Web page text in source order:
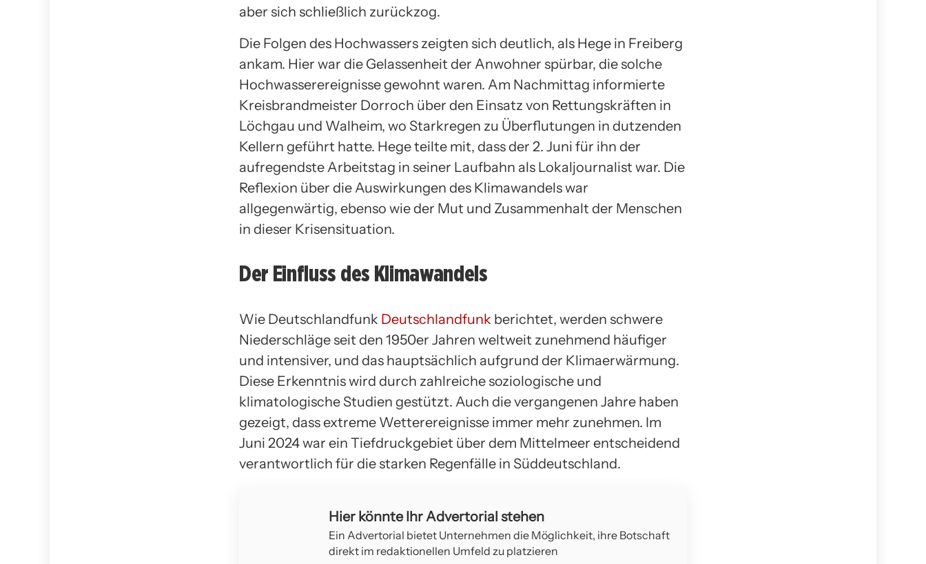
aber sich schließlich zurückzog.
Die Folgen des Hochwassers zeigten sich deutlich, als Hege in Freiberg
ankam. Hier war die Gelassenheit der Anwohner spürbar, die solche
Hochwasserereignisse gewohnt waren. Am Nachmittag informierte
Kreisbrandmeister Dorroch über den Einsatz von Rettungskräften in
Löchgau und Walheim, wo Starkregen zu Überflutungen in dutzenden
Kellern geführt hatte. Hege teilte mit, dass der 2. Juni für ihn der
aufregendste Arbeitstag in seiner Laufbahn als Lokaljournalist war. Die
Reflexion über die Auswirkungen des Klimawandels war
allgegenwärtig, ebenso wie der Mut und Zusammenhalt der Menschen
in dieser Krisensituation.
Der Einfluss des Klimawandels
Wie Deutschlandfunk Deutschlandfunk berichtet, werden schwere
Niederschläge seit den 1950er Jahren weltweit zunehmend häufiger
und intensiver, und das hauptsächlich aufgrund der Klimaerwärmung.
Diese Erkenntnis wird durch zahlreiche soziologische und
klimatologische Studien gestützt. Auch die vergangenen Jahre haben
gezeigt, dass extreme Wetterereignisse immer mehr zunehmen. Im
Juni 2024 war ein Tiefdruckgebiet über dem Mittelmeer entscheidend
verantwortlich für die starken Regenfälle in Süddeutschland.
Hier könnte Ihr Advertorial stehen
Ein Advertorial bietet Unternehmen die Möglichkeit, ihre Botschaft
direkt im redaktionellen Umfeld zu platzieren